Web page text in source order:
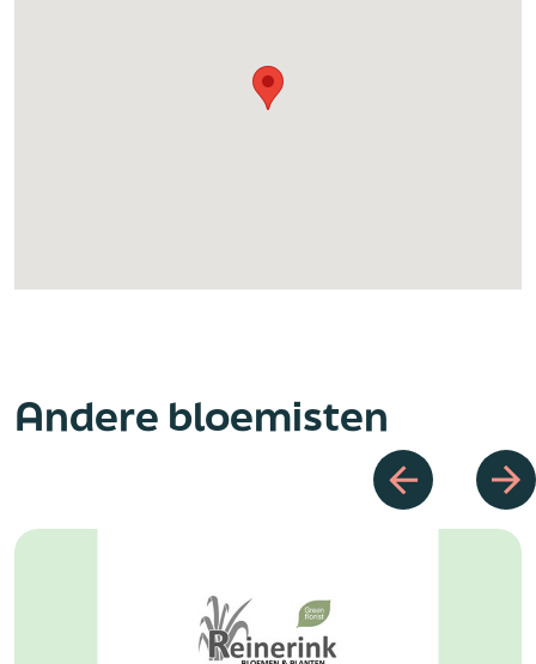
Andere bloemisten